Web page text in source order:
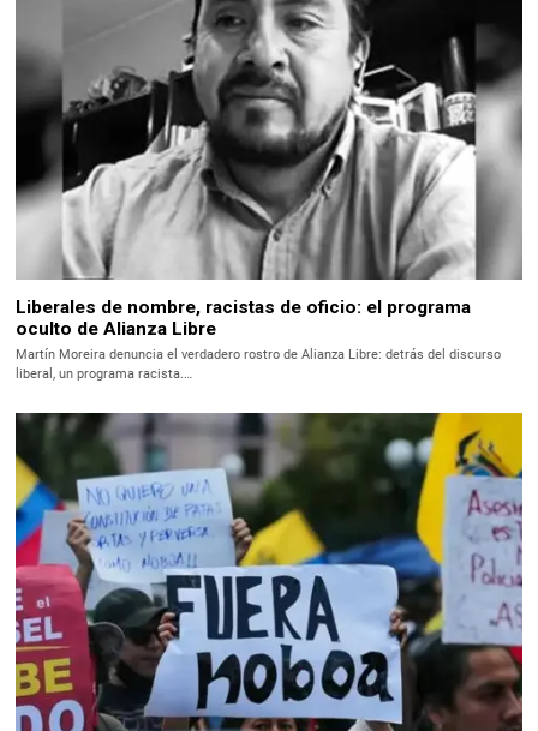
Liberales de nombre, racistas de oficio: el programa
oculto de Alianza Libre
Martín Moreira denuncia el verdadero rostro de Alianza Libre: detrás del discurso
liberal, un programa racista.…